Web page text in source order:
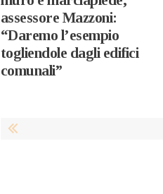
assessore Mazzoni:
“Daremo l’esempio
togliendole dagli edifici
comunali”